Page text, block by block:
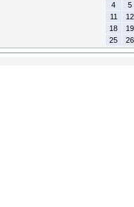
4
5
11
12
18
19
25
26